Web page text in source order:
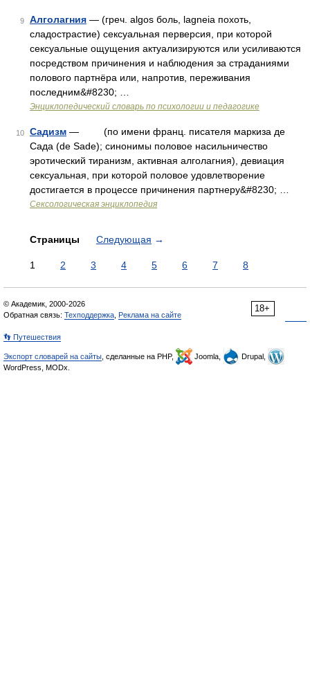
9 Алголагния — (греч. algos боль, lagneia похоть,
сладострастие) сексуальная перверсия, при которой
сексуальные ощущения актуализируются или усиливаются
посредством причинения и наблюдения за страданиями
полового партнёра или, напротив, переживания
последним&#8230; …
Энциклопедический словарь по психологии и педагогике
10 Садизм — (по имени франц. писателя маркиза де
Сада (de Sade); синонимы половое насильничество
эротический тиранизм, активная алголагния), девиация
сексуальная, при которой половое удовлетворение
достигается в процессе причинения партнеру&#8230; …
Сексологическая энциклопедия
Страницы Следующая →
1 2 3 4 5 6 7 8
18+
© Академик, 2000-2026
Обратная связь: Техподдержка Реклама на сайте
👣 Путешествия
Экспорт словарей на сайты , сделанные на PHP, Joomla,
Drupal,
WordPress, MODx.